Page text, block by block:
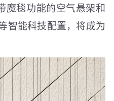
魔毯功能的空气悬架和
智能科技配置，将成为